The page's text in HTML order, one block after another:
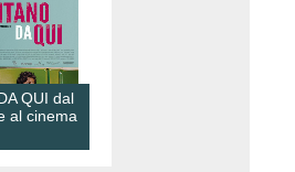
QUI dal
al cinema